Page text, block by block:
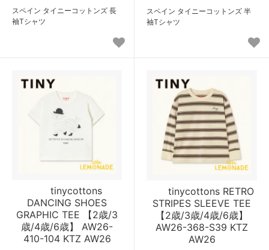
スペイン タイニーコットンズ 長
袖Tシャツ
スペイン タイニーコットンズ 半
袖Tシャツ
tinycottons
DANCING SHOES
GRAPHIC TEE 【2歳/3
歳/4歳/6歳】 AW26-
410-104 KTZ AW26
tinycottons RETRO
STRIPES SLEEVE TEE
【2歳/3歳/4歳/6歳】
AW26-368-S39 KTZ
AW26